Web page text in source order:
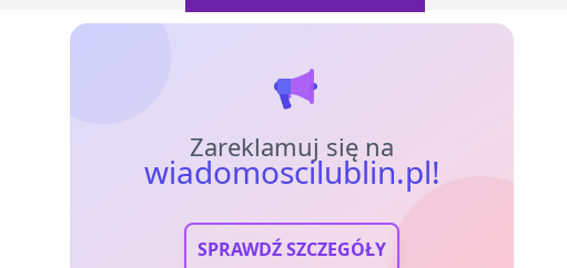
Zareklamuj się na
wiadomoscilublin.pl!
SPRAWDŹ SZCZEGÓŁY